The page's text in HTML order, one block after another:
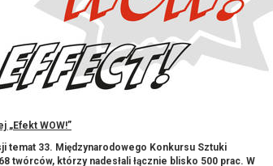
„Efekt WOW!”
temat 33. Międzynarodowego Konkursu Sztuki
twórców, którzy nadesłali łącznie blisko 500 prac. W